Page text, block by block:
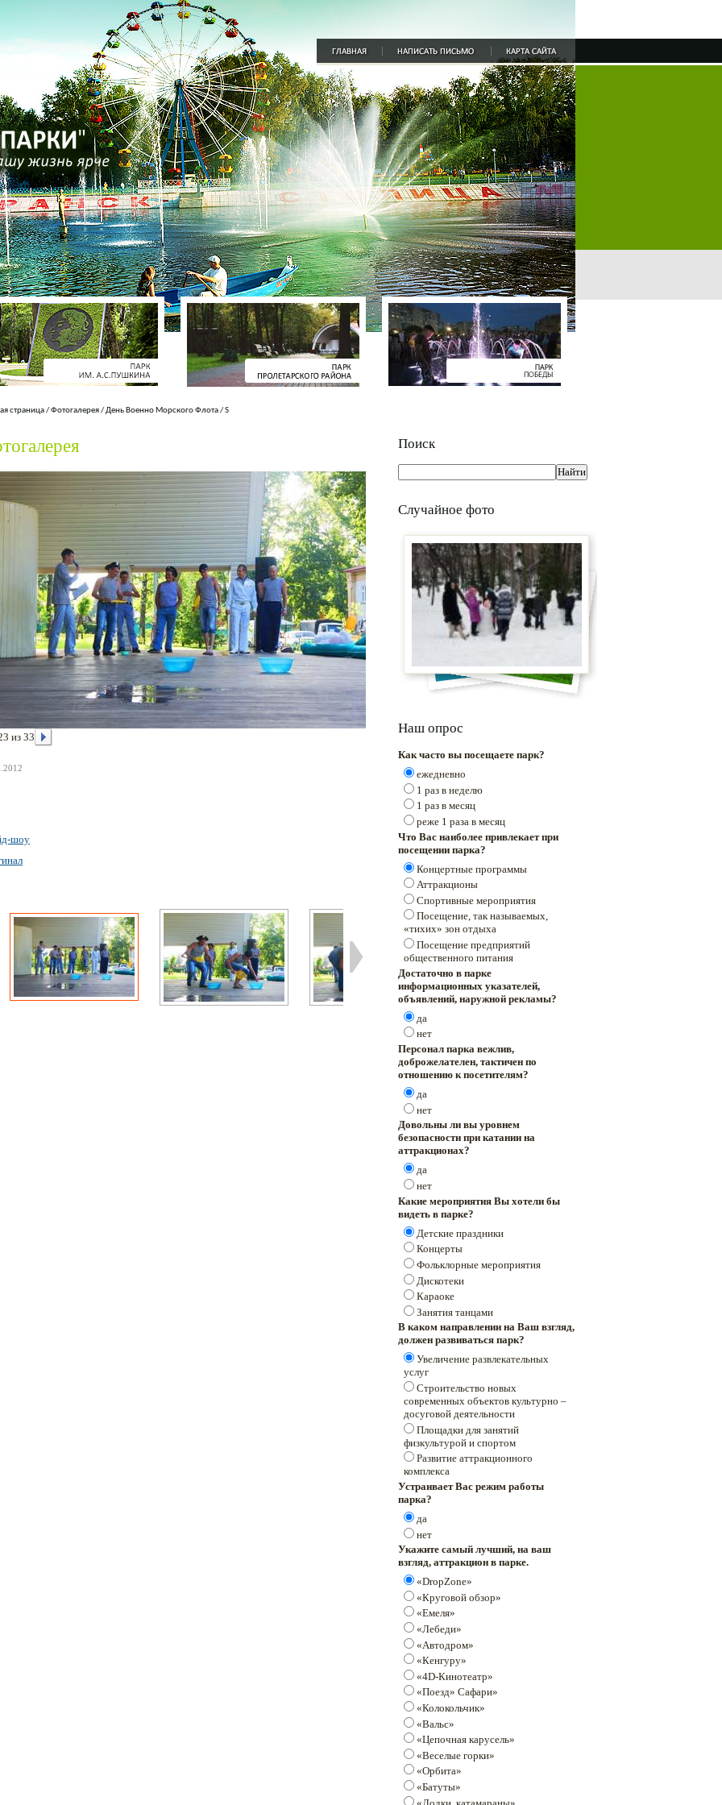
страница/Фотогалерея/День Военно Морского Флота/S
из 33
шоу
Поиск
Случайное фото
Наш опрос
Как часто вы посещаете парк?
ежедневно
1 раз в неделю
1 раз в месяц
реже 1 раза в месяц
Что Вас наиболее привлекает при
посещении парка?
Концертные программы
Аттракционы
Спортивные мероприятия
Посещение, так называемых,
«тихих» зон отдыха
Посещение предприятий
общественного питания
Достаточно в парке
информационных указателей,
объявлений, наружной рекламы?
да
нет
Персонал парка вежлив,
доброжелателен, тактичен по
отношению к посетителям?
да
нет
Довольны ли вы уровнем
безопасности при катании на
аттракционах?
да
нет
Какие мероприятия Вы хотели бы
видеть в парке?
Детские праздники
Концерты
Фольклорные мероприятия
Дискотеки
Караоке
Занятия танцами
В каком направлении на Ваш взгляд,
должен развиваться парк?
Увеличение развлекательных
услуг
Строительство новых
современных объектов культурно –
досуговой деятельности
Площадки для занятий
физкультурой и спортом
Развитие аттракционного
комплекса
Устраивает Вас режим работы
парка?
да
нет
Укажите самый лучший, на ваш
взгляд, аттракцион в парке.
«DropZone»
«Круговой обзор»
«Емеля»
«Лебеди»
«Автодром»
«Кенгуру»
«4D-Кинотеатр»
«Поезд» Сафари»
«Колокольчик»
«Вальс»
«Цепочная карусель»
«Веселые горки»
«Орбита»
«Батуты»